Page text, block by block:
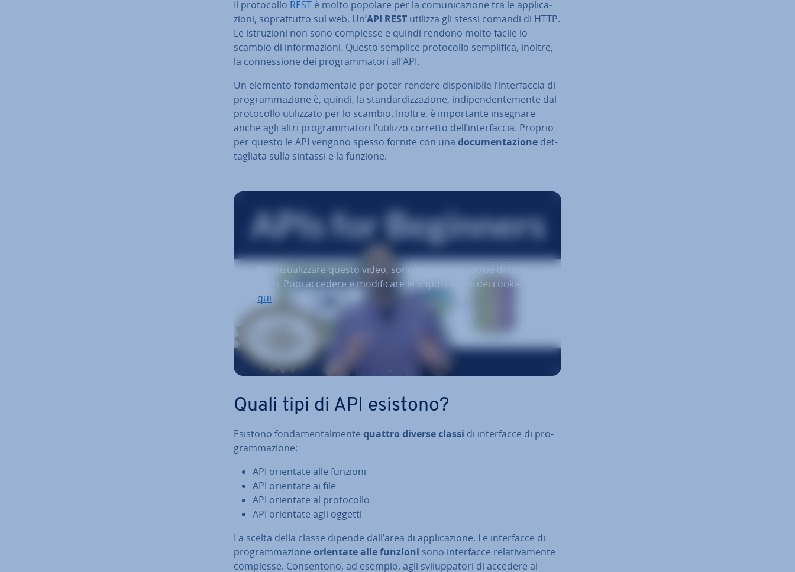
Il pro­to­col­lo REST è molto popolare per la co­mu­ni­ca­zio­ne tra le ap­pli­ca­
zio­ni, so­prat­tut­to sul web. Un’API REST utilizza gli stessi comandi di HTTP.
Le istru­zio­ni non sono complesse e quindi rendono molto facile lo
scambio di in­for­ma­zio­ni. Questo semplice pro­to­col­lo sem­pli­fi­ca, inoltre,
la con­nes­sio­ne dei pro­gram­ma­to­ri all’API.
Un elemento fon­da­men­ta­le per poter rendere di­spo­ni­bi­le l’in­ter­fac­cia di
pro­gram­ma­zio­ne è, quindi, la stan­dar­diz­za­zio­ne, in­di­pen­den­te­men­te dal
pro­to­col­lo uti­liz­za­to per lo scambio. Inoltre, è im­por­tan­te insegnare
anche agli altri pro­gram­ma­to­ri l’utilizzo corretto dell’in­ter­fac­cia. Proprio
per questo le API vengono spesso fornite con una do­cu­men­ta­zio­ne det­
ta­glia­ta sulla sintassi e la funzione.
Per visualizzare questo video, sono necessari i cookie di terze
parti. Puoi accedere e modificare le impostazioni dei cookie
qui
Quali tipi di API esistono?
Esistono fon­da­men­tal­men­te quattro diverse classi di in­ter­fac­ce di pro­
gram­ma­zio­ne:
API orientate alle funzioni
API orientate ai file
API orientate al pro­to­col­lo
API orientate agli oggetti
La scelta della classe dipende dall’area di ap­pli­ca­zio­ne. Le in­ter­fac­ce di
pro­gram­ma­zio­ne orientate alle funzioni sono in­ter­fac­ce re­la­ti­va­men­te
complesse. Con­sen­to­no, ad esempio, agli svi­lup­pa­to­ri di accedere ai